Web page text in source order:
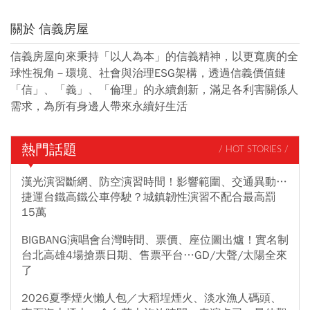
關於 信義房屋
信義房屋向來秉持「以人為本」的信義精神，以更寬廣的全
球性視角－環境、社會與治理ESG架構，透過信義價值鏈
「信」、「義」、「倫理」的永續創新，滿足各利害關係人
需求，為所有身邊人帶來永續好生活
熱門話題 / HOT STORIES /
漢光演習斷網、防空演習時間！影響範圍、交通異動…
捷運台鐵高鐵公車停駛？城鎮韌性演習不配合最高罰
15萬
BIGBANG演唱會台灣時間、票價、座位圖出爐！實名制
台北高雄4場搶票日期、售票平台…GD/大聲/太陽全來
了
2026夏季煙火懶人包／大稻埕煙火、淡水漁人碼頭、